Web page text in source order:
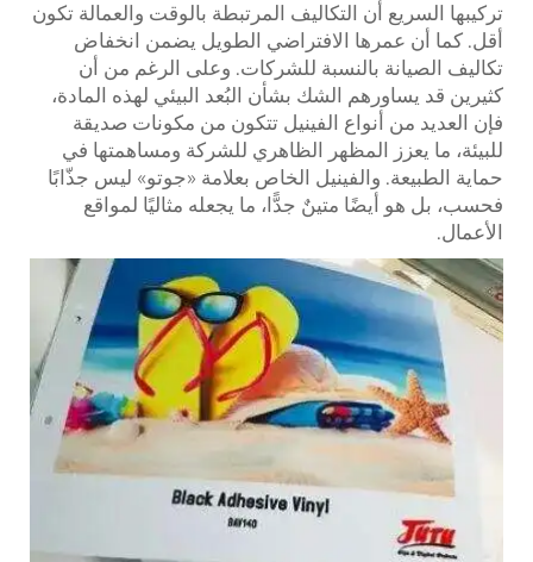
تركيبها السريع أن التكاليف المرتبطة بالوقت والعمالة تكون
أقل. كما أن عمرها الافتراضي الطويل يضمن انخفاض
تكاليف الصيانة بالنسبة للشركات. وعلى الرغم من أن
كثيرين قد يساورهم الشك بشأن البُعد البيئي لهذه المادة،
فإن العديد من أنواع الفينيل تتكون من مكونات صديقة
للبيئة، ما يعزز المظهر الظاهري للشركة ومساهمتها في
حماية الطبيعة. والفينيل الخاص بعلامة «جوتو» ليس جذّابًا
فحسب، بل هو أيضًا متينٌ جدًّا، ما يجعله مثاليًا لمواقع
الأعمال.